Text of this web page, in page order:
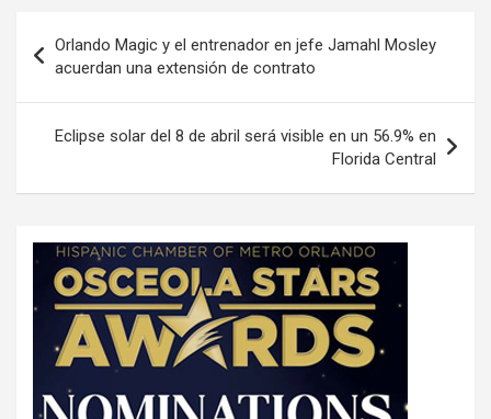
s
a
Orlando Magic y el entrenador en jefe Jamahl Mosley
acuerdan una extensión de contrato
Eclipse solar del 8 de abril será visible en un 56.9% en
Florida Central